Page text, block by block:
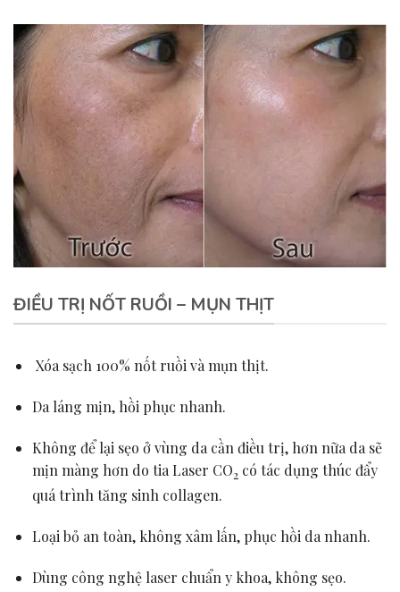
ĐIỀU TRỊ NỐT RUỒI – MỤN THỊT
Xóa sạch 100% nốt ruồi và mụn thịt.
Da láng mịn, hồi phục nhanh.
Không để lại sẹo ở vùng da cần điều trị, hơn nữa da sẽ
mịn màng hơn do tia Laser CO2 có tác dụng thúc đẩy
quá trình tăng sinh collagen.
Loại bỏ an toàn, không xâm lấn, phục hồi da nhanh.
Dùng công nghệ laser chuẩn y khoa, không sẹo.